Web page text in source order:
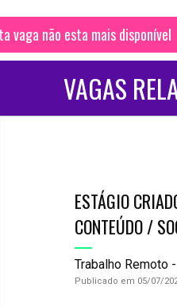
vaga não esta mais disponível
VAGAS
ESTÁGIO
CONTEÚDO /
Trabalho Remoto
Publicado em 05/07/